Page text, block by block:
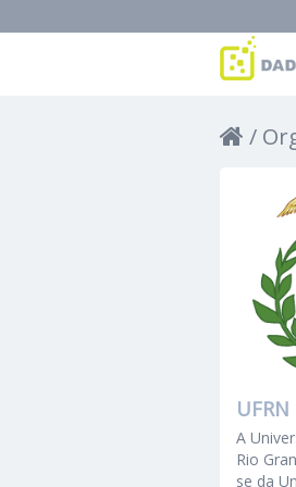
UFRN
A
Rio
se da